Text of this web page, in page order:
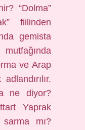
“Dolma”
fiilinden
gemista
ve Arap
ne diyor?
Yaprak
mı?